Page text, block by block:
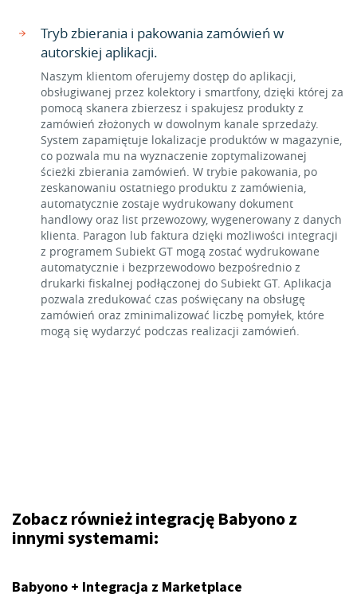
Tryb zbierania i pakowania zamówień w
autorskiej aplikacji.
Naszym klientom oferujemy dostęp do aplikacji,
obsługiwanej przez kolektory i smartfony, dzięki której za
pomocą skanera zbierzesz i spakujesz produkty z
zamówień złożonych w dowolnym kanale sprzedaży.
System zapamiętuje lokalizacje produktów w magazynie,
co pozwala mu na wyznaczenie zoptymalizowanej
ścieżki zbierania zamówień. W trybie pakowania, po
zeskanowaniu ostatniego produktu z zamówienia,
automatycznie zostaje wydrukowany dokument
handlowy oraz list przewozowy, wygenerowany z danych
klienta. Paragon lub faktura dzięki możliwości integracji
z programem Subiekt GT mogą zostać wydrukowane
automatycznie i bezprzewodowo bezpośrednio z
drukarki fiskalnej podłączonej do Subiekt GT. Aplikacja
pozwala zredukować czas poświęcany na obsługę
zamówień oraz zminimalizować liczbę pomyłek, które
mogą się wydarzyć podczas realizacji zamówień.
Zobacz również integrację Babyono z
innymi systemami:
Babyono + Integracja z Marketplace